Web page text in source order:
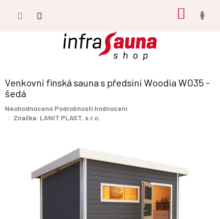
Venkovní finská sauna s předsíní Woodia WO35 -
šedá
Průměrné
hodnocení
hvězdiček.
Neohodnoceno Podrobnosti hodnocení
Značka: LANIT PLAST, s.r.o.